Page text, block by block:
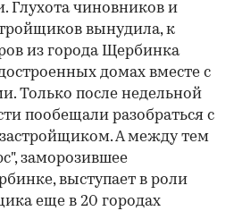
Глухота чиновников и
вынудила, к
из города Щербинка
домах вместе с
Только после недельной
пообещали разобраться с
А между тем
заморозившее
выступает в роли
еще в 20 городах